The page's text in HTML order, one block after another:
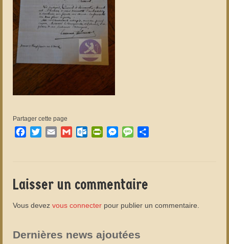
Partager cette page
Facebook
TwitterEmail GmailOutlook.com
PrintFriendly
Messenger
Message
Laisser un commentaire
Vous devez vous connecter pour publier un commentaire.
Dernières news ajoutées